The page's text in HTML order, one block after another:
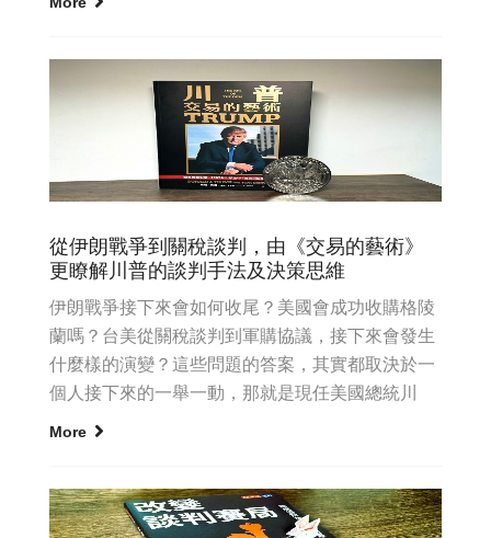
從伊朗戰爭到關稅談判，由《交易的藝術》
更瞭解川普的談判手法及決策思維
伊朗戰爭接下來會如何收尾？美國會成功收購格陵
蘭嗎？台美從關稅談判到軍購協議，接下來會發生
什麼樣的演變？這些問題的答案，其實都取決於一
個人接下來的一舉一動，那就是現任美國總統川
普。川普在1987年寫了《...
More